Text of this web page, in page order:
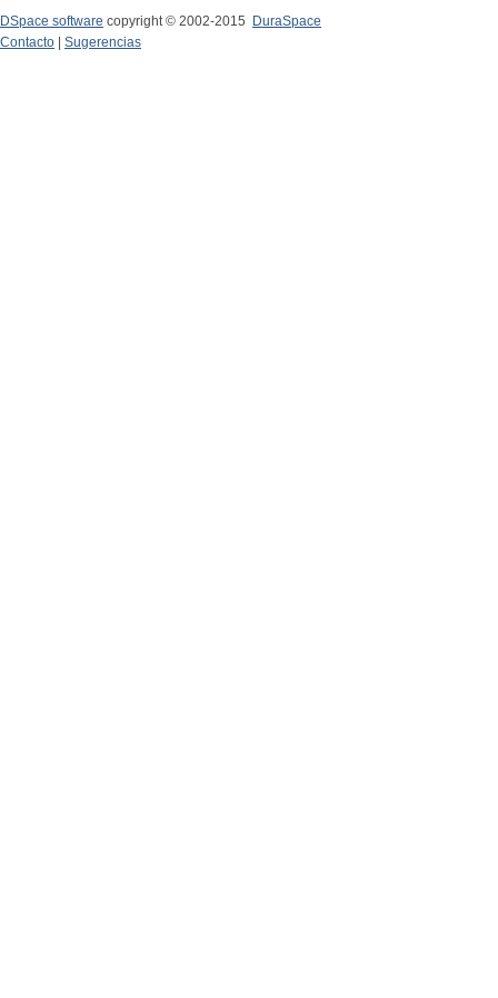
DSpace software copyright © 2002-2015
DuraSpace
Contacto
Sugerencias